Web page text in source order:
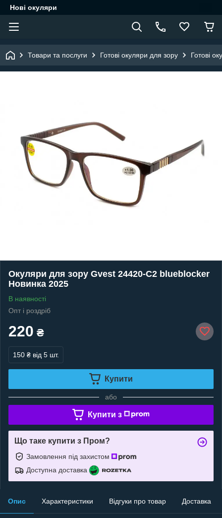
Нові окуляри
Товари та послуги Готові окуляри для зору Готові
Окуляри для зору Gvest 24420-C2 blueblocker
Новинка 2025
В наявності
Опт і роздріб
220 ₴
150 ₴ від 5 шт.
Купити
або
Купити з
Що таке купити з Пром?
Замовлення під захистом
Доступна доставка
Опис Характеристики Відгуки про товар Доставка